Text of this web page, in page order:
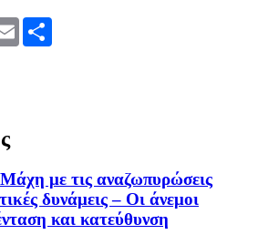
Email
με τις αναζωπυρώσεις
δυνάμεις – Οι άνεμοι
και κατεύθυνση